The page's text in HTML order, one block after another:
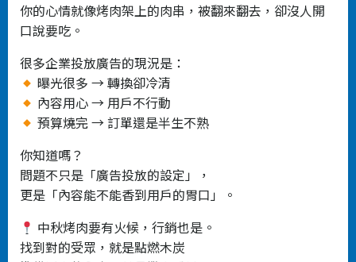
你的心情就像烤肉架上的肉串，被翻來翻去，卻沒人開
口說要吃。
很多企業投放廣告的現況是：
曝光很多 → 轉換卻冷清
內容用心 → 用戶不行動
預算燒完 → 訂單還是半生不熟
你知道嗎？
問題不只是「廣告投放的設定」，
更是「內容能不能香到用戶的胃口」。
中秋烤肉要有火候，行銷也是。
找到對的受眾，就是點燃木炭